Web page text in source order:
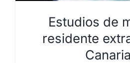
Estudios de
residente